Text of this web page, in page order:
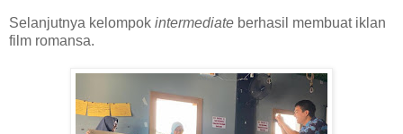
Selanjutnya kelompok intermediate berhasil membuat iklan
film romansa.